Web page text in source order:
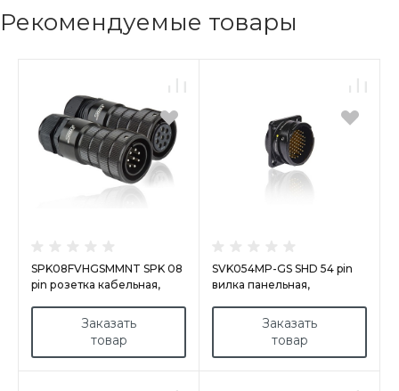
Рекомендуемые товары
SPK08FVHGSMMNT SPK 08
pin розетка кабельная,
золото, под пайку,
стандартное
Заказать
товар
SVK054MP-GS SHD 54 pin
вилка панельная,
золотом, под пайку
Заказать
товар